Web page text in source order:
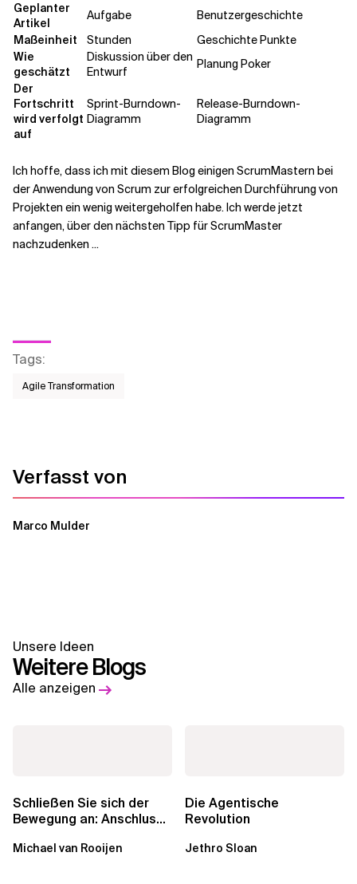
Geplanter
Artikel
Aufgabe
Benutzergeschichte
Maßeinheit
Stunden
Geschichte Punkte
Wie
geschätzt
Diskussion über den
Entwurf
Planung Poker
Der
Fortschritt
wird verfolgt
auf
Sprint-Burndown-
Diagramm
Release-Burndown-
Diagramm
Ich hoffe, dass ich mit diesem Blog einigen ScrumMastern bei
der Anwendung von Scrum zur erfolgreichen Durchführung von
Projekten ein wenig weitergeholfen habe. Ich werde jetzt
anfangen, über den nächsten Tipp für ScrumMaster
nachzudenken ...
Tags:
Agile Transformation
Verfasst von
Marco Mulder
Unsere Ideen
Weitere Blogs
Alle anzeigen
Schließen Sie sich der
Bewegung an: Anschluss
Michael van Rooijen
Die Agentische
Revolution
Jethro Sloan